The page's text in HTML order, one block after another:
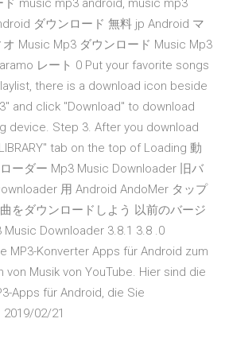
ド music mp3 android, music mp3
ダウンロード 無料 jp Android マ
Music Mp3 ダウンロード Music Mp3
レート 0 Put your favorite songs
there is a download icon beside
and click "Download" to download
device. Step 3. After you download
tab on the top of Loading 動
ーダー Mp3 Music Downloader 旧バ
用 Android AndoMer タップ
をダウンロードしよう 以前のバージ
Music Downloader 3.8.1 3.8 .0
MP3-Konverter Apps für Android zum
von Musik von YouTube. Hier sind die
Apps für Android, die Sie
02/21